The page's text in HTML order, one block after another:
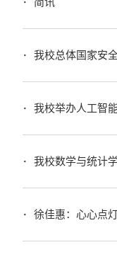
我校总体国家安
我校举办人工智
我校数学与统计
徐佳惠：心心点